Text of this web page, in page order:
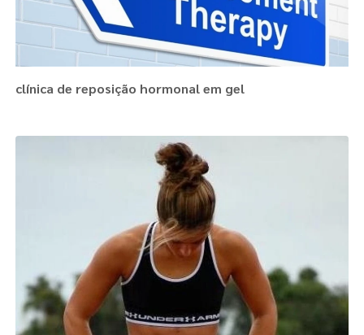
clínica de reposição hormonal em gel